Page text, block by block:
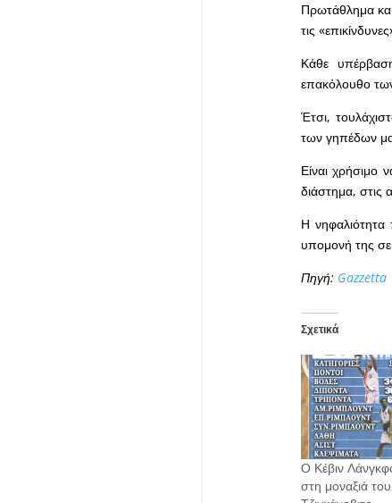
Πρωτάθλημα
τις
Κάθε
επακόλουθο
Έτσι,
των γηπέδων
Είναι χρήσιμο
διάστημα, στις
Η νηφαλιότητα
υπομονή της σε
Πηγή: Gazzetta
Σχετικά
Ο Κέβιν
στη μοναξιά